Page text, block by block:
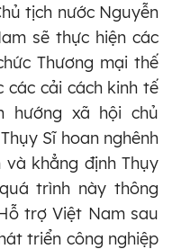
tịch nước Nguyễn
sẽ thực hiện các
Thương mại thế
các cải cách kinh tế
hướng xã hội chủ
Sĩ hoan nghênh
khẳng định Thụy
trình này thông
trợ Việt Nam sau
triển công nghiệp